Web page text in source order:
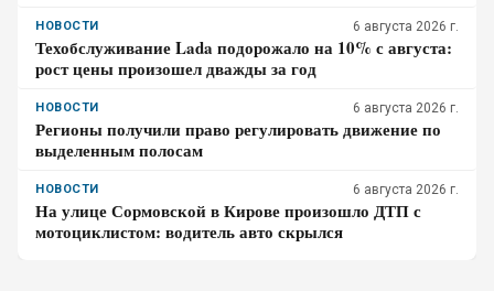
НОВОСТИ 6 августа 2026 г.
Техобслуживание Lada подорожало на 10% с августа:
рост цены произошел дважды за год
НОВОСТИ 6 августа 2026 г.
Регионы получили право регулировать движение по
выделенным полосам
НОВОСТИ 6 августа 2026 г.
На улице Сормовской в Кирове произошло ДТП с
мотоциклистом: водитель авто скрылся